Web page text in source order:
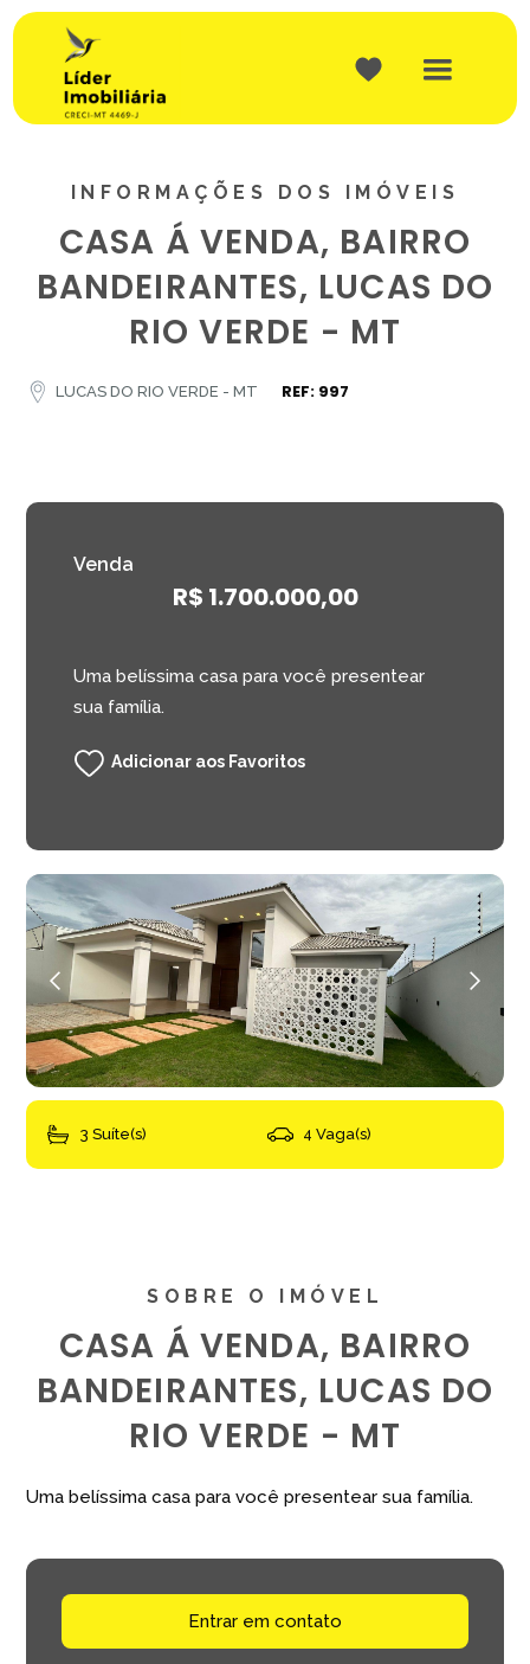
INFORMAÇÕES DOS IMÓVEIS
CASA Á VENDA, BAIRRO
BANDEIRANTES, LUCAS DO
RIO VERDE - MT
LUCAS DO RIO VERDE - MT REF: 997
Venda
R$ 1.700.000,00
Uma belíssima casa para você presentear
sua família.
Adicionar aos Favoritos
3 Suíte(s) 4 Vaga(s)
SOBRE O IMÓVEL
CASA Á VENDA, BAIRRO
BANDEIRANTES, LUCAS DO
RIO VERDE - MT
Uma belíssima casa para você presentear sua família.
Entrar em contato